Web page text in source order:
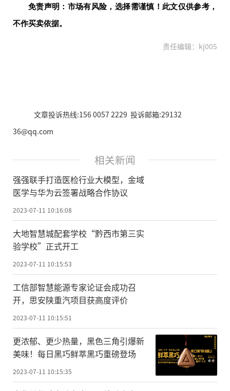
免责声明：市场有风险，选择需谨慎！此文仅供参考，
不作买卖依据。
责任编辑：kj005
文章投诉热线:156 0057 2229 投诉邮箱:29132
36@qq.com
相关新闻
强强联手打造医检行业大模型，金域
医学与华为云签署战略合作协议
2023-07-11 10:16:08
大地智慧城配套学校“黔西市第三实
验学校”正式开工
2023-07-11 10:15:53
工信部智慧能源专家论证会成功召
开，思安陕重汽项目获高度评价
2023-07-11 10:15:51
更浓郁、更少热量，黑色三角引爆新
美味！每日黑巧鲜萃黑巧重磅登场
2023-07-11 10:15:35